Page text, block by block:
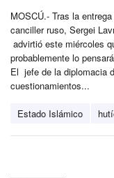
MOSCÚ.- Tras la
canciller ruso, Sergei
advirtió este miércoles
probablemente lo
El jefe de la diplomacia
cuestionamientos...
Estado Islámico